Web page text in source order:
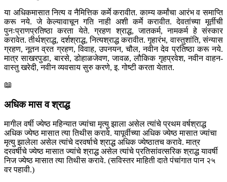
या अधिकमासात नित्य व नैमित्तिक कर्मे करावीत. काम्य कर्मांचा आरंभ व समाप्ति
करू नये. जे केल्यावाचून गति नाही अशी कर्मे करावीत. देवतांच्या मूर्तीची
पुनःप्राणप्रतिष्ठा करता येते. ग्रहण श्राद्ध, जातकर्म, नामकर्म हे संस्कार
करावेत. तीर्थश्राद्ध, दर्शश्राद्ध, नित्यश्राद्ध करावीत. गृहारंभ, वास्तुशांति, संन्यास
ग्रहण, नूतन व्रत ग्रहण, विवाह, उपनयन, चौल, नवीन देव प्रतिष्ठा करू नये.
मात्र साखरपुडा, बारसे, डोहाळजेवण, जावळ, लौकिक गृहप्रवेश, नवीन वाहन-
वास्तु खरेदी, नवीन व्यवसाय सुरु करणे, इ. गोष्टी करता येतात.
📖
अधिक मास व श्राद्ध
मागील वर्षी ज्येष्ठ महिन्यात ज्यांचा मृत्यु झाला असेल त्यांचे प्रथम वर्षश्राद्ध
अधिक ज्येष्ठ मासात त्या तिथीस करावे. यापूर्वीच्या अधिक ज्येष्ठ मासात ज्यांचा
मृत्यु झालेला असेल त्यांचे दरवर्षाचे श्राद्ध अधिक ज्येष्ठातच करावे. मात्र
दरवर्षीचे ज्येष्ठ मासात ज्यांचे श्राद्ध असेल त्यांचे प्रतिसांवत्सरिक श्राद्ध यावर्षी
निज ज्येष्ठ मासात त्या तिथीस करावे. (सविस्तर माहिती दाते पंचांगात पान २५
वर पहावी.)